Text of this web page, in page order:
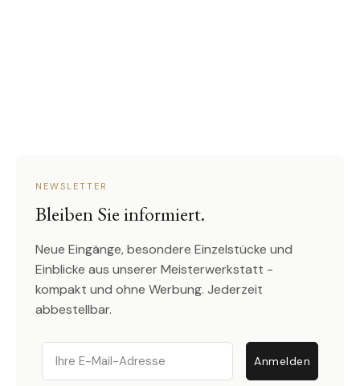
NEWSLETTER
Bleiben Sie informiert.
Neue Eingänge, besondere Einzelstücke und
Einblicke aus unserer Meisterwerkstatt -
kompakt und ohne Werbung. Jederzeit
abbestellbar.
Email
Anmelden